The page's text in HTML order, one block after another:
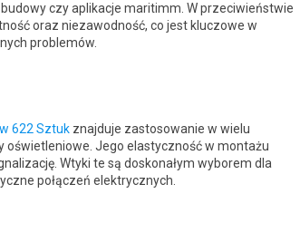
czy aplikacje maritimm. W przeciwieństwie
oraz niezawodność, co jest kluczowe w
problemów.
622 Sztukznajduje zastosowanie w wielu
oświetleniowe. Jego elastyczność w montażu
Wtyki te są doskonałym wyborem dla
połączeń elektrycznych.